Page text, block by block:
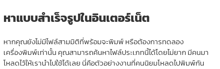
หาแบบสำเร็จรูปในอินเตอร์เน็ต
หากคุณยังไม่มีไฟล์สามมิติที่พร้อมจะพิมพ์ หรือต้องการทดลอง
เครื่องพิมพ์เท่านั้น คุณสามารถค้นหาไฟล์ประเภทนี้ได้โดยไม่ยาก มีคนมา
โหลดไว้ให้เรานำไปใช้ได้เลย นี่คือตัวอย่างงานที่คนนิยมโหลดไปพิมพ์กัน